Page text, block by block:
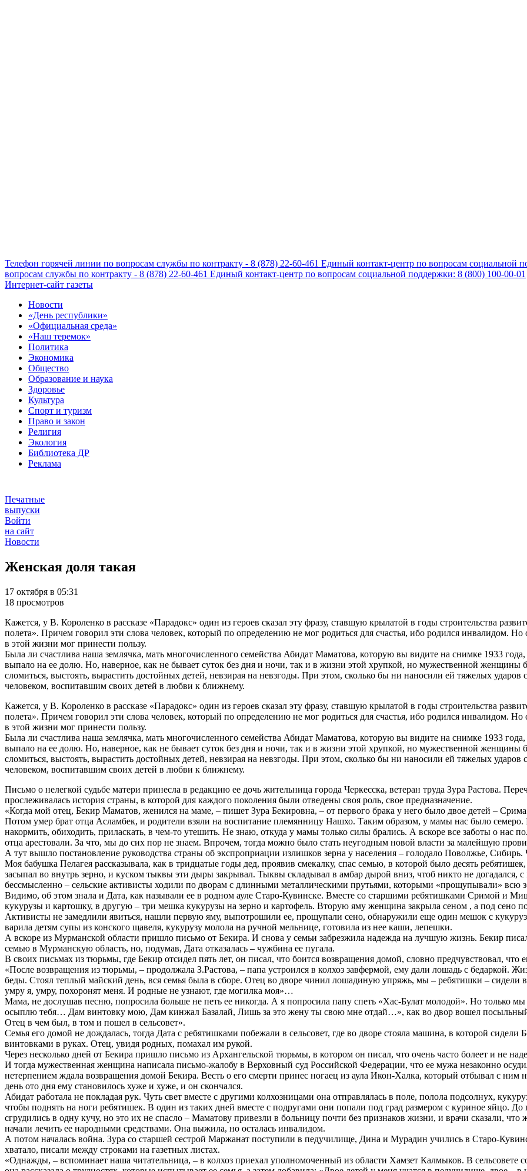
Телефон горячей линии по вопросам службы по контракту - 8 (878) 22-60-461 Единый контакт-центр по вопросам социальной
вопросам службы по контракту - 8 (878) 22-60-461 Единый контакт-центр по вопросам социальной поддержки: 8 (800) 100-00-01
Интернет-сайт газеты
Новости
«День республики»
«Официальная среда»
«Наш теремок»
Политика
Экономика
Общество
Образование и наука
Здоровье
Культура
Спорт и туризм
Право и закон
Религия
Экология
Библиотека ДР
Реклама
Печатные
выпуски
Войти
на сайт
Новости
Женская доля такая
17 октября в 05:31
18 просмотров
Кажется, у В. Короленко в рассказе «Парадокс» один из героев сказал эту фразу, ставшую крылатой в годы строительства
полета». Причем говорил эти слова человек, который по определению не мог родиться для счастья, ибо родился инвалидом.
в этой жизни мог принести пользу.
Была ли счастлива наша землячка, мать многочисленного семейства Абидат Маматова, которую вы видите на снимке 1933
выпало на ее долю. Но, наверное, как не бывает суток без дня и ночи, так и в жизни этой хрупкой, но мужественной женщины
сломиться, выстоять, вырастить достойных детей, невзирая на невзгоды. При этом, сколько бы ни наносили ей тяжелых ударов
человеком, воспитавшим своих детей в любви к ближнему.
Кажется, у В. Короленко в рассказе «Парадокс» один из героев сказал эту фразу, ставшую крылатой в годы строительства
полета». Причем говорил эти слова человек, который по определению не мог родиться для счастья, ибо родился инвалидом.
в этой жизни мог принести пользу.
Была ли счастлива наша землячка, мать многочисленного семейства Абидат Маматова, которую вы видите на снимке 1933
выпало на ее долю. Но, наверное, как не бывает суток без дня и ночи, так и в жизни этой хрупкой, но мужественной женщины
сломиться, выстоять, вырастить достойных детей, невзирая на невзгоды. При этом, сколько бы ни наносили ей тяжелых ударов
человеком, воспитавшим своих детей в любви к ближнему.
Письмо о нелегкой судьбе матери принесла в редакцию ее дочь жительница города Черкесска, ветеран труда Зура Растова.
прослеживалась история страны, в которой для каждого поколения были отведены своя роль, свое предназначение.
«Когда мой отец, Бекир Маматов, женился на маме, – пишет Зура Бекировна, – от первого брака у него было двое детей –
Потом умер брат отца Асламбек, и родители взяли на воспитание племянницу Нашхо. Таким образом, у мамы нас было
накормить, обиходить, приласкать, в чем-то утешить. Не знаю, откуда у мамы только силы брались. А вскоре все заботы о нас
отца арестовали. За что, мы до сих пор не знаем. Впрочем, тогда можно было стать неугодным новой власти за малейшую
А тут вышло постановление руководства страны об экспроприации излишков зерна у населения – голодало Поволжье,
Моя бабушка Пелагея рассказывала, как в тридцатые годы дед, проявив смекалку, спас семью, в которой было десять
засыпал во внутрь зерно, и куском тыквы эти дыры закрывал. Тыквы складывал в амбар дырой вниз, чтоб никто не догадался,
бессмысленно – сельские активисты ходили по дворам с длинными металлическими прутьями, которыми «прощупывали» всю
Видимо, об этом знала и Дата, как называли ее в родном ауле Старо-Кувинске. Вместе со старшими ребятишками Сримой и
кукурузы и картошку, в другую – три мешка кукурузы на зерно и картофель. Вторую яму женщина закрыла сеном , а под сено
Активисты не замедлили явиться, нашли первую яму, выпотрошили ее, прощупали сено, обнаружили еще один мешок с
варила детям супы из конского щавеля, кукурузу молола на ручной мельнице, готовила из нее каши, лепешки.
А вскоре из Мурманской области пришло письмо от Бекира. И снова у семьи забрезжила надежда на лучшую жизнь. Бекир
семью в Мурманскую область, но, подумав, Дата отказалась – чужбина ее пугала.
В своих письмах из тюрьмы, где Бекир отсидел пять лет, он писал, что боится возвращения домой, словно предчувствовал, что
«После возвращения из тюрьмы, – продолжала З.Растова, – папа устроился в колхоз завфермой, ему дали лошадь с бедаркой.
беды. Стоял теплый майский день, вся семья была в сборе. Отец во дворе чинил лошадиную упряжь, мы – ребятишки – сидели
умру я, умру, похоронят меня. И родные не узнают, где могилка моя»…
Мама, не дослушав песню, попросила больше не петь ее никогда. А я попросила папу спеть «Хас-Булат молодой». Но только
осыплю тебя… Дам винтовку мою, Дам кинжал Базалай, Лишь за это жену ты свою мне отдай…», как во двор вошел посыльный
Отец в чем был, в том и пошел в сельсовет».
Семья его домой не дождалась, тогда Дата с ребятишками побежали в сельсовет, где во дворе стояла машина, в которой
винтовками в руках. Отец, увидя родных, помахал им рукой.
Через несколько дней от Бекира пришло письмо из Архангельской тюрьмы, в котором он писал, что очень часто болеет и не
И тогда мужественная женщина написала письмо-жалобу в Верховный суд Российской Федерации, что ее мужа незаконно
нетерпением ждала возвращения домой Бекира. Весть о его смерти принес ногаец из аула Икон-Халка, который отбывал с ним
день ото дня ему становилось хуже и хуже, и он скончался.
Абидат работала не покладая рук. Чуть свет вместе с другими колхозницами она отправлялась в поле, полола подсолнух,
чтобы поднять на ноги ребятишек. В один из таких дней вместе с подругами они попали под град размером с куриное яйцо.
сгрудились в одну кучу, но это их не спасло – Маматову привезли в больницу почти без признаков жизни, и врачи сказали,
начали лечить ее народными средствами. Она выжила, но осталась инвалидом.
А потом началась война. Зура со старшей сестрой Маржанат поступили в педучилище, Дина и Мурадин учились в Старо-
хватало, писали между строками на газетных листах.
«Однажды, – вспоминает наша читательница, – в колхоз приехал уполномоченный из области Хамзет Калмыков. В